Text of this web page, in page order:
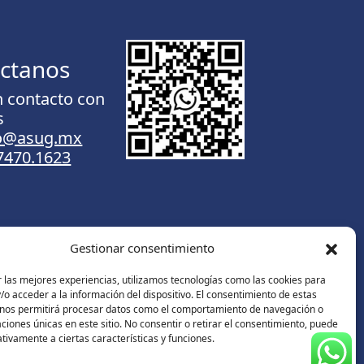
Gestionar consentimiento
las mejores experiencias, utilizamos tecnologías como las cookies para
acceder a la información del dispositivo. El consentimiento de estas
permitirá procesar datos como el comportamiento de navegación o
únicas en este sitio. No consentir o retirar el consentimiento, puede
a ciertas características y funciones.
contacto con
Contáctanos